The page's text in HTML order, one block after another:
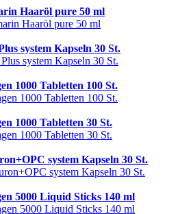
Haaröl pure 50 ml
system Kapseln 30 St.
1000 Tabletten 100 St.
1000 Tabletten 30 St.
system Kapseln 30 St.
5000 Liquid Sticks 140 ml